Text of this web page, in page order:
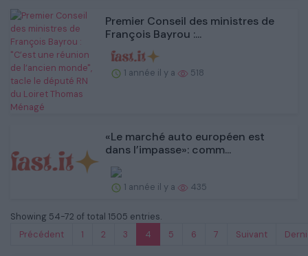
Premier Conseil des ministres de
François Bayrou :...
1 année il y a 518
«Le marché auto européen est
dans l’impasse»: comm...
1 année il y a 435
Showing 54-72 of total 1505 entries.
Précédent
1 2 3 4 5 6 7 Suivant